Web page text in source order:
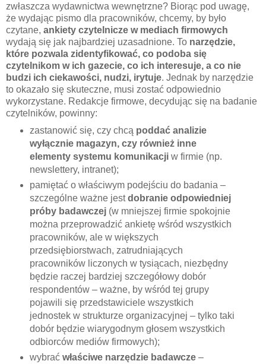
zwłaszcza wydawnictwa wewnętrzne? Biorąc pod uwagę,
że wydając pismo dla pracowników, chcemy, by było
czytane, ankiety czytelnicze w mediach firmowych
wydają się jak najbardziej uzasadnione. To narzędzie,
które pozwala zidentyfikować, co podoba się
czytelnikom w ich gazecie, co ich interesuje, a co nie
budzi ich ciekawości, nudzi, irytuje. Jednak by narzędzie
to okazało się skuteczne, musi zostać odpowiednio
wykorzystane. Redakcje firmowe, decydując się na badanie
czytelników, powinny:
zastanowić się, czy chcą poddać analizie
wyłącznie magazyn, czy również inne
elementy systemu komunikacjiw firmie (np.
newslettery, intranet);
pamiętać o właściwym podejściu do badania –
szczególne ważne jestdobranie odpowiedniej
próby badawczej (w mniejszej firmie spokojnie
można przeprowadzić ankietę wśród wszystkich
pracowników, ale w większych
przedsiębiorstwach, zatrudniających
pracowników liczonych w tysiącach, niezbędny
będzie raczej bardziej szczegółowy dobór
respondentów – ważne, by wśród tej grupy
pojawili się przedstawiciele wszystkich
jednostek w strukturze organizacyjnej – tylko taki
dobór będzie wiarygodnym głosem wszystkich
odbiorców mediów firmowych);
wybrać właściwe narzędzie badawcze–